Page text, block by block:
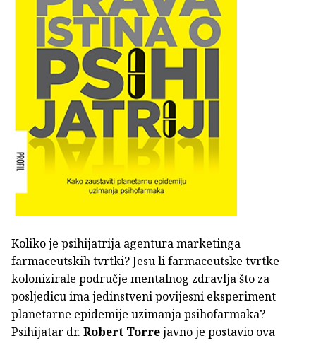
Koliko je psihijatrija agentura marketinga
farmaceutskih tvrtki? Jesu li farmaceutske tvrtke
kolonizirale područje mentalnog zdravlja što za
posljedicu ima jedinstveni povijesni eksperiment
planetarne epidemije uzimanja psihofarmaka?
Psihijatar dr. Robert Torrejavno je postavio ova